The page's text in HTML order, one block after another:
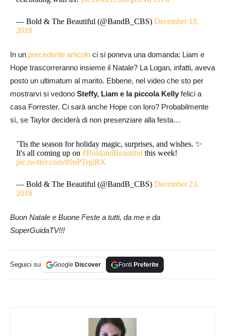
— Bold & The Beautiful (@BandB_CBS)December 18,
2018
In un precedente articolo ci si poneva una domanda: Liam e
Hope trascorreranno insieme il Natale? La Logan, infatti, aveva
posto un ultimatum al marito. Ebbene, nel video che sto per
mostrarvi si vedono Steffy, Liam e la piccola Kelly felici a
casa Forrester. Ci sarà anche Hope con loro? Probabilmente
sì, se Taylor deciderà di non presenziare alla festa…
’Tis the season for holiday magic, surprises, and wishes. ✨
It's all coming up on#BoldandBeautiful this week!
pic.twitter.com/89nPTrgiRX
— Bold & The Beautiful (@BandB_CBS)December 23,
2018
Buon Natale e Buone Feste a tutti, da me e da
SuperGuidaTV!!!
Seguici su Google Discover Fonti Preferite